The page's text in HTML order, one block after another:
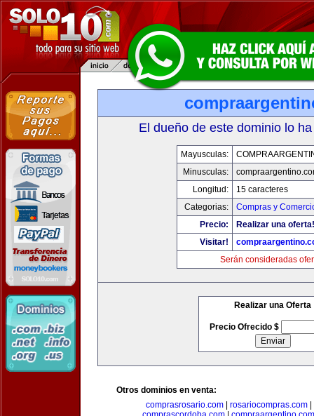
El dueño de este dominio lo
Mayusculas:
Minusculas:
Longitud:
15 caracteres
Categorias:
Compras y
Precio:
Realizar una oferta!
Visitar!
Serán consideradas
Realizar una Oferta
Precio Ofrecido $
Otros dominios en venta:
comprasrosario.com
rosariocompras.com